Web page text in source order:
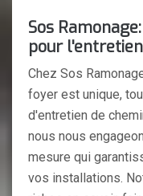
Sos
pour
Chez Sos
foyer est unique,
d'entretien de
nous nous
mesure qui
vos installations.